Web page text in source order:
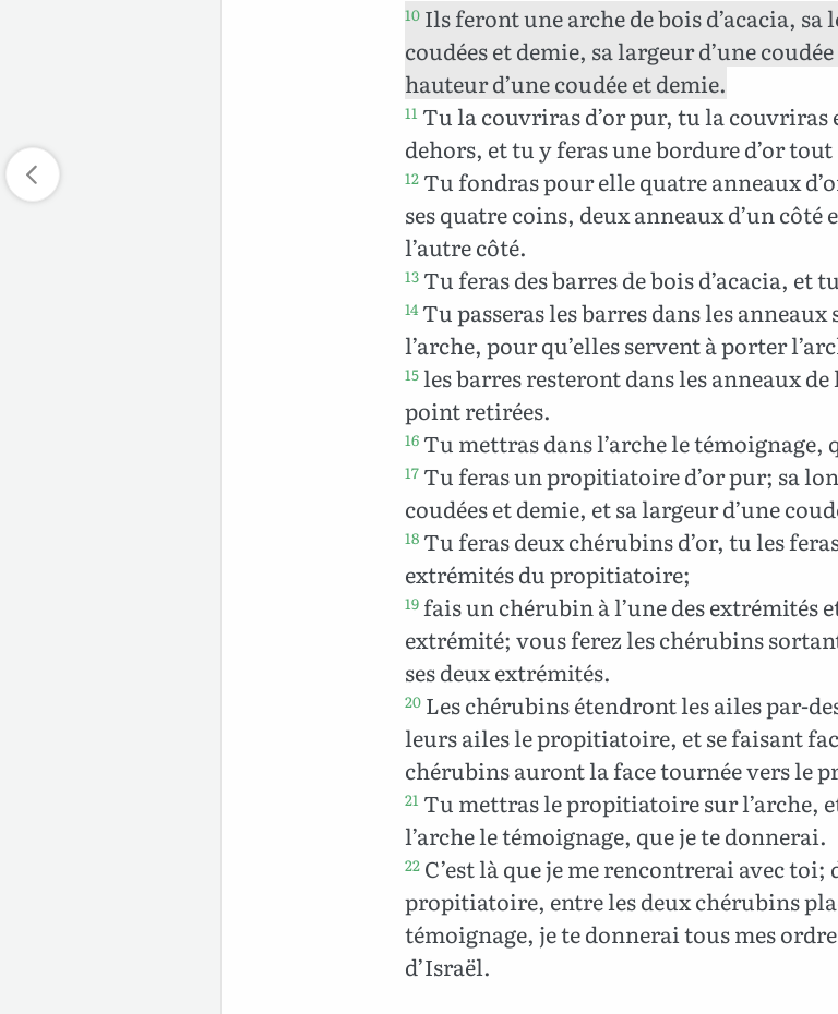
10 Ils feront une arche de bois d’acacia, sa
coudées et demie, sa largeur d’une
hauteur d’une coudée et demie.
11 Tu la couvriras d’or pur, tu la couvriras
dehors, et tu y feras une bordure d’or
12 Tu fondras pour elle quatre anneaux
ses quatre coins, deux anneaux d’un côté
l’autre côté.
13 Tu feras des barres de bois d’acacia, et
14 Tu passeras les barres dans les anneaux
l’arche, pour qu’elles servent à porter
15 les barres resteront dans les anneaux de
point retirées.
16 Tu mettras dans l’arche le témoignage,
17 Tu feras un propitiatoire d’or pur; sa
coudées et demie, et sa largeur d’une
18 Tu feras deux chérubins d’or, tu les
extrémités du propitiatoire;
19 fais un chérubin à l’une des extrémités
extrémité; vous ferez les chérubins
ses deux extrémités.
20 Les chérubins étendront les ailes par-
leurs ailes le propitiatoire, et se faisant
chérubins auront la face tournée vers le
21 Tu mettras le propitiatoire sur l’arche,
l’arche le témoignage, que je te donnerai.
22 C’est là que je me rencontrerai avec toi;
propitiatoire, entre les deux chérubins
témoignage, je te donnerai tous mes
d’Israël.